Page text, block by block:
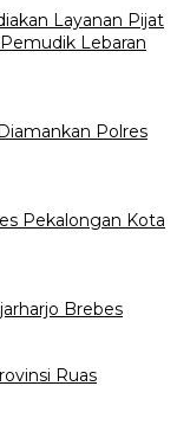
Layanan Pijat
Lebaran
Polres
Pekalongan Kota
Brebes
Ruas